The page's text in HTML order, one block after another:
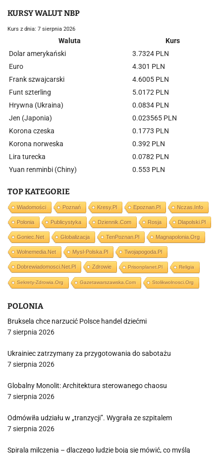
KURSY WALUT NBP
Kurs z dnia: 7 sierpnia 2026
Waluta
Kurs
Dolar amerykański
3.7324 PLN
Euro
4.301 PLN
Frank szwajcarski
4.6005 PLN
Funt szterling
5.0172 PLN
Hrywna (Ukraina)
0.0834 PLN
Jen (Japonia)
0.023565 PLN
Korona czeska
0.1773 PLN
Korona norweska
0.392 PLN
Lira turecka
0.0782 PLN
Yuan renminbi (Chiny)
0.553 PLN
TOP KATEGORIE
Wiadomości Poznań Kresy.pl Epoznan.pl Nczas.info
Polonia Publicystyka Dziennik.com Rosja Dlapolski.pl
Goniec.net Globalizacja TenPoznan.pl Magnapolonia.org
Wolnemedia.net Mysl-Polska.pl Twojapogoda.pl
Dobrewiadomosci.net.pl Zdrowie Prisonplanet.pl Religia
Sekrety-Zdrowia.org Gazetawarszawska.com Stolikwolnosci.org
POLONIA
Bruksela chce narzucić Polsce handel dziećmi
7 sierpnia 2026
Ukrainiec zatrzymany za przygotowania do sabotażu
7 sierpnia 2026
Globalny Monolit: Architektura sterowanego chaosu
7 sierpnia 2026
Odmówiła udziału w „tranzycji”. Wygrała ze szpitalem
7 sierpnia 2026
Spirala milczenia – dlaczego ludzie boją się mówić, co myślą